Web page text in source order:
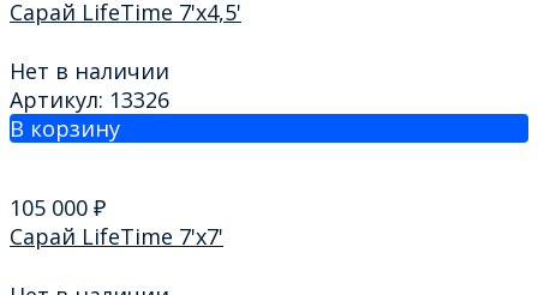
Сарай LifeTime 7'x4,5'
Нет в наличии
Артикул: 13326
В корзину
105 000 ₽
Сарай LifeTime 7'x7'